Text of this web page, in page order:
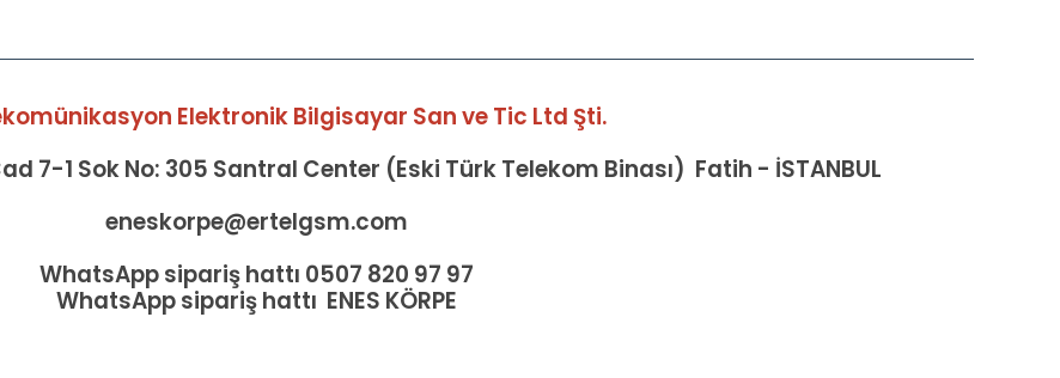
Elektronik Bilgisayar San ve Tic Ltd Şti.
7-1 Sok No: 305 Santral Center (Eski Türk Telekom Binası) Fatih - İSTANBUL
eneskorpe@ertelgsm.com
WhatsApp sipariş hattı 0507 820 97 97
WhatsApp sipariş hattı ENES KÖRPE